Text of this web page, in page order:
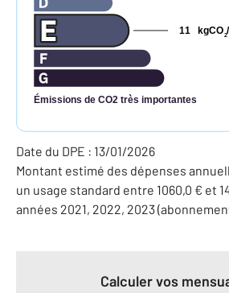
Émissions de CO2 très importantes
kgCO2
11
Date du DPE : 13/01/2026
Montant estimé des dépenses
un usage standard entre 1060,0 € et
années 2021, 2022, 2023
Calculer vos